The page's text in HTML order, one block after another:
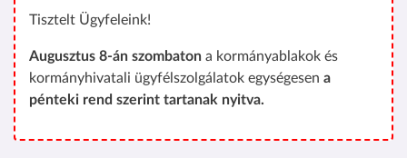
Tisztelt Ügyfeleink!
Augusztus 8-án szombaton a kormányablakok és
kormányhivatali ügyfélszolgálatok egységesen a
pénteki rend szerint tartanak nyitva.